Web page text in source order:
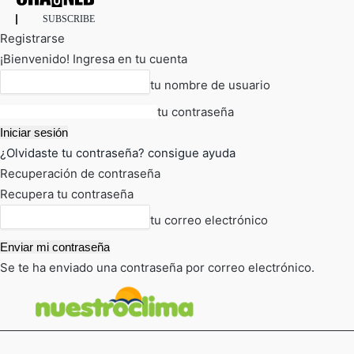
SUBSCRIBE
Registrarse
¡Bienvenido! Ingresa en tu cuenta
tu nombre de usuario
tu contraseña
¿Olvidaste tu contraseña? consigue ayuda
Recuperación de contraseña
Recupera tu contraseña
tu correo electrónico
Se te ha enviado una contraseña por correo electrónico.